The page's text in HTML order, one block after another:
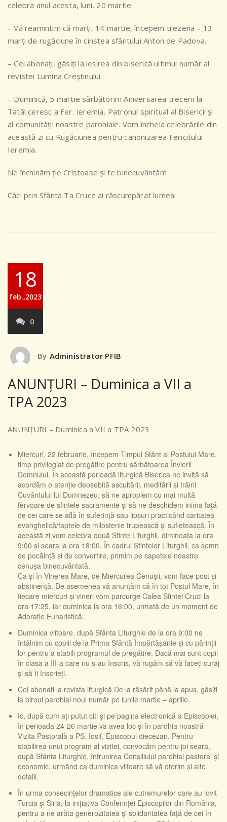
celebra anul acesta, luni, 20 martie.
– Vă reamintim că marți, 14 martie, începem trezena – 13
marți de rugăciune în cinstea sfântului Anton de Padova.
– Cei abonați, găsiți la ieșirea din biserică ultimul număr al
revistei Lumina Creștinului.
– Duminică, 5 martie sărbătorim Aniversarea trecerii la
Tatăl ceresc a Fer. Ieremia, Patronul spiritual al Bisericii și
al comunității noastre parohiale. Vom încheia celebrările din
această zi cu Rugăciunea pentru canonizarea Fericitului
Ieremia.
Ne închinăm ție Cristoase și te binecuvântăm
Căci prin Sfânta Ta Cruce ai răscumpărat lumea
18
feb.,2023
0
By Administrator PFIB
ANUNȚURI – Duminica a VII a
TPA 2023
ANUNȚURI – Duminica a VII a TPA 2023
Miercuri, 22 februarie, începem Timpul Sfânt al Postului Mare,
timp privilegiat de pregătire pentru sărbătoarea Învierii
Domnului. În această perioadă liturgică Biserica ne invită să
acordăm o atenție deosebită ascultării, meditării și trăirii
Cuvântului lui Dumnezeu, să ne apropiem cu mai multă
fervoare de sfintele sacramente și să ne deschidem inima față
de cei care se află în suferință sau lipsuri practicând caritatea
evanghelică/faptele de milostenie trupească și sufletească. În
această zi vom celebra două Sfinte Liturghii, dimineața la ora
9:00 și seara la ora 18:00. În cadrul Sfintelor Liturghii, ca semn
de pocăință și de convertire, primim pe capetele noastre
cenușa binecuvântată.
Ca și în Vinerea Mare, de Miercurea Cenușii, vom face post și
abstinență. De asemenea vă anunțăm că în tot Postul Mare, în
fiecare miercuri și vineri vom parcurge Calea Sfintei Cruci la
ora 17:25, iar duminica la ora 16:00, urmată de un moment de
Adorație Euharistică.
Duminica viitoare, după Sfânta Liturghie de la ora 9:00 ne
întâlnim cu copiii de la Prima Sfântă Împărtășanie și cu părinții
lor pentru a stabili programul de pregătire. Dacă mai sunt copii
în clasa a III-a care nu s-au înscris, vă rugăm să vă faceți curaj
și să îi înscrieți.
Cei abonați la revista liturgică De la răsărit până la apus, găsiți
la biroul parohial noul număr pe lunile martie – aprilie.
Ic, după cum ați putut citi și pe pagina electronică a Episcopiei,
în perioada 24-26 martie va avea loc și în parohia noastră
Vizita Pastorală a PS. Iosif, Episcopul diecezan. Pentru
stabilirea unui program al vizitei, convocăm pentru joi seara,
după Sfânta Liturghie, întrunirea Consiliului parohial pastoral și
economic, urmând ca duminica viitoare să vă oferim și alte
detalii.
În urma consecințelor dramatice ale cutremurelor care au lovit
Turcia și Siria, la inițiativa Conferinței Episcopilor din România,
pentru a ne arăta generozitatea și solidaritatea față de cei în